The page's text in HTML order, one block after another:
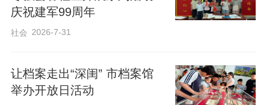
庆祝建军99周年
社会 2026-7-31
让档案走出“深闺” 市档案馆
举办开放日活动